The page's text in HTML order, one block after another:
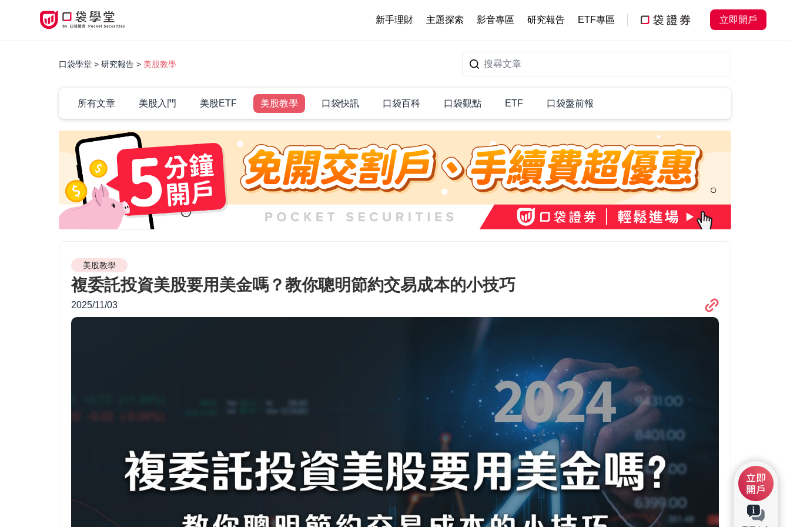
新手理財 主題探索 影音專區 研究報告 ETF專區 立即開戶
口袋學堂 研究報告 美股教學
所有文章 美股入門 美股ETF 美股教學 口袋快訊 口袋百科 口袋觀點 ETF 口袋盤前報
美股教學
複委託投資美股要用美金嗎？教你聰明節約交易成本的小技巧
2025/11/03